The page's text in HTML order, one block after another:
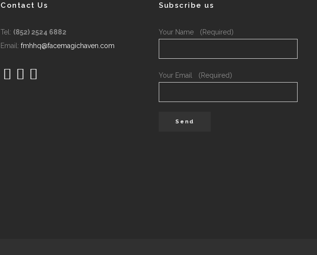
Contact Us
Tel: (852) 2524 6882
Email: fmhhq@facemagichaven.com
Subscribe us
Your Name （Required）
Your Email （Required）